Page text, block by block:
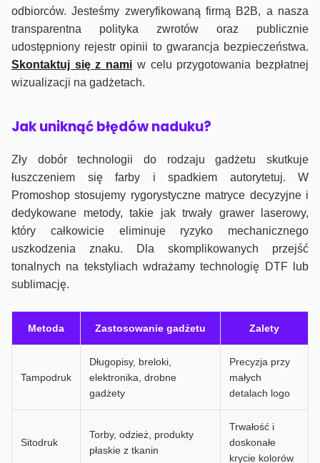
odbiorców. Jesteśmy zweryfikowaną firmą B2B, a nasza
transparentna polityka zwrotów oraz publicznie
udostępniony rejestr opinii to gwarancja bezpieczeństwa.
Skontaktuj się z nami w celu przygotowania bezpłatnej
wizualizacji na gadżetach.
Jak uniknąć błędów naduku?
Zły dobór technologii do rodzaju gadżetu skutkuje
łuszczeniem się farby i spadkiem autorytetuj. W
Promoshop stosujemy rygorystyczne matryce decyzyjne i
dedykowane metody, takie jak trwały grawer laserowy,
który całkowicie eliminuje ryzyko mechanicznego
uszkodzenia znaku. Dla skomplikowanych przejść
tonalnych na tekstyliach wdrażamy technologię DTF lub
sublimację.
Metoda Zastosowanie gadżetu Zalety
Tampodruk
Długopisy, breloki,
elektronika, drobne
gadżety
Precyzja przy
małych
detalach logo
Sitodruk
Torby, odzież, produkty
płaskie z tkanin
Trwałość i
doskonałe
krycie kolorów